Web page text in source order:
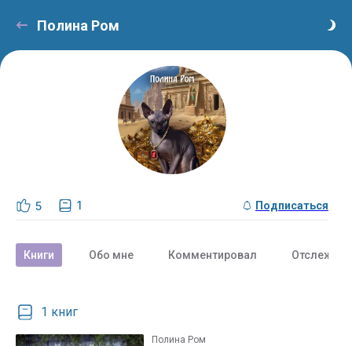
Полина Ром
5 1 Подписаться
Книги Обо мне Комментировал
1 книг
Полина Ром